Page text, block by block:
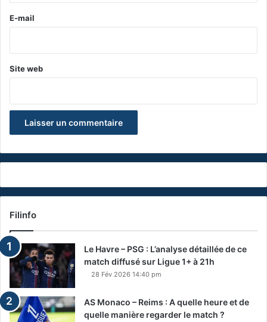
e
E-mail
Site web
Filinfo
Le Havre – PSG : L’analyse détaillée de ce
match diffusé sur Ligue 1+ à 21h
28 Fév 2026 14:40 pm
AS Monaco – Reims : A quelle heure et de
quelle manière regarder le match ?